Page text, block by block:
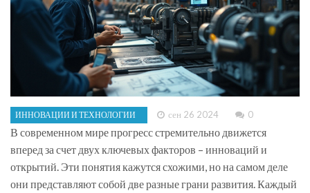
ИННОВАЦИИ И ТЕХНОЛОГИИ сен 26 2024 0
В современном мире прогресс стремительно движется
вперед за счет двух ключевых факторов – инноваций и
открытий. Эти понятия кажутся схожими, но на самом деле
они представляют собой две разные грани развития. Каждый